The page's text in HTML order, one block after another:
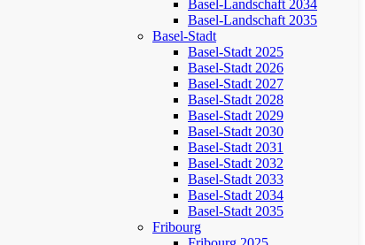
Basel-Landschaft 2034
Basel-Landschaft 2035
Basel-Stadt
Basel-Stadt 2025
Basel-Stadt 2026
Basel-Stadt 2027
Basel-Stadt 2028
Basel-Stadt 2029
Basel-Stadt 2030
Basel-Stadt 2031
Basel-Stadt 2032
Basel-Stadt 2033
Basel-Stadt 2034
Basel-Stadt 2035
Fribourg